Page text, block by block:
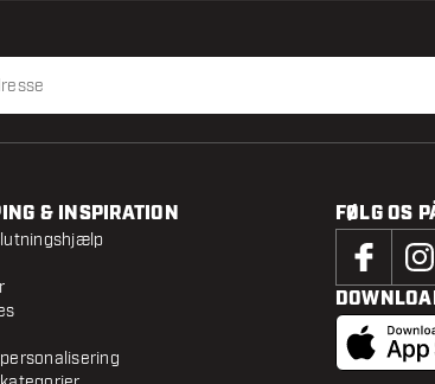
& INSPIRATION FØLG OS